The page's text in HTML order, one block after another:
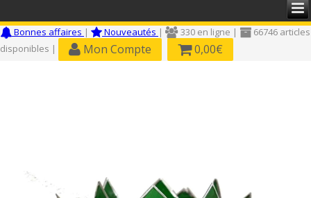
Bonnes affaires | Nouveautés | 330 en ligne |
66746 articles
disponibles |
Mon Compte 0,00€